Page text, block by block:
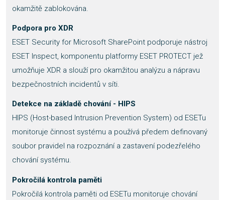
okamžitě zablokována.
Podpora pro XDR
ESET Security for Microsoft SharePoint podporuje nástroj
ESET Inspect, komponentu platformy ESET PROTECT jež
umožňuje XDR a slouží pro okamžitou analýzu a nápravu
bezpečnostních incidentů v síti.
Detekce na základě chování - HIPS
HIPS (Host-based Intrusion Prevention System) od ESETu
monitoruje činnost systému a používá předem definovaný
soubor pravidel na rozpoznání a zastavení podezřelého
chování systému.
Pokročilá kontrola paměti
Pokročilá kontrola paměti od ESETu monitoruje chování